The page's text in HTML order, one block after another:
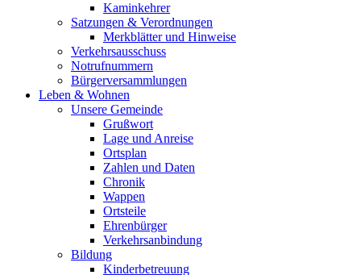
Kaminkehrer
Satzungen & Verordnungen
Merkblätter und Hinweise
Verkehrsausschuss
Notrufnummern
Bürgerversammlungen
Leben & Wohnen
Unsere Gemeinde
Grußwort
Lage und Anreise
Ortsplan
Zahlen und Daten
Chronik
Wappen
Ortsteile
Ehrenbürger
Verkehrsanbindung
Bildung
Kinderbetreuung